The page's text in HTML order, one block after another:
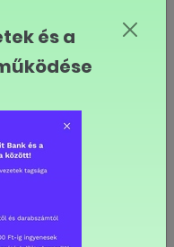
négy helyszínén
kapcsolatok tripartit
állandó munkaügyi
és a